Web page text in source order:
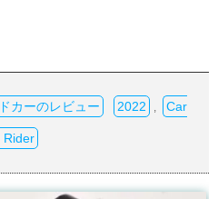
カーのレビュー 2022 Car
Rider